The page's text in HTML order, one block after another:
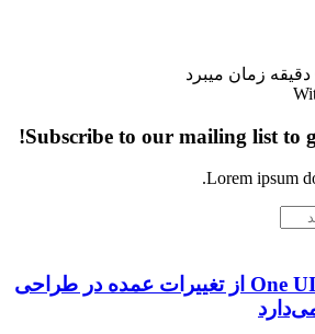
Subscribe to our mailing list to
Lorem ipsum
افشای گسترده One UI 8.5 از تغییرات عمده در طراحی